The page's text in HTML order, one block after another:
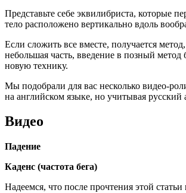
Представьте себе эквилибриста, которые
тело расположено вертикально вдоль
Если сложить все вместе, получается
небольшая часть, введение в позный
новую технику.
Мы подобрали для вас несколько видео-
на английском языке, но учитывая
Видео
Падение
Каденс (частота бега)
Надеемся, что после прочтения этой